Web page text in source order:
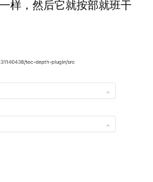
样，然后它就按部就班干